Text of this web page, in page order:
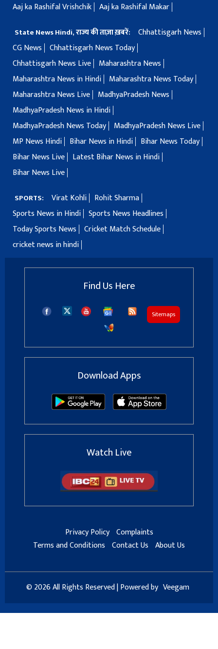
Aaj ka Rashifal Vrishchik Aaj ka Rashifal Makar
State News Hindi, राज्य की ताज़ा ख़बरें:
Chhattisgarh News
CG News
Chhattisgarh News Today
Chhattisgarh News Live
Maharashtra News
Maharashtra News in Hindi
Maharashtra News Today
Maharashtra News Live
MadhyaPradesh News
MadhyaPradesh News in Hindi
MadhyaPradesh News Today
MadhyaPradesh News Live
MP News Hindi
Bihar News in Hindi
Bihar News Today
Bihar News Live
Latest Bihar News in Hindi
Bihar News Live
SPORTS: Virat Kohli
Rohit Sharma
Sports News in Hindi Sports News Headlines
Today Sports News
Cricket Match Schedule
cricket news in hindi
Find Us Here
Sitemaps
Download Apps
Watch Live
Privacy Policy Complaints
Terms and Conditions Contact Us About Us
© 2026 All Rights Reserved | Powered by Veegam